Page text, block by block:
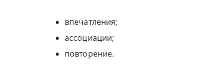
впечатления;
ассоциации;
повторение.